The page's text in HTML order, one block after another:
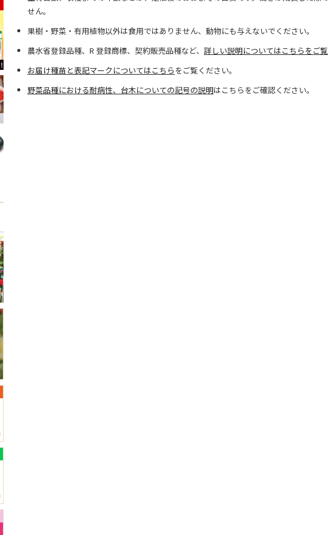
せん。
果樹・野菜・有用植物以外は食用ではありません、動物にも与えないでください。
農水省登録品種、R 登録商標、契約販売品種など、 詳しい説明についてはこちらをご覧
お届け種苗と表記マークについてはこちら をご覧ください。
野菜品種における耐病性、台木についての記号の説明はこちらをご確認ください。